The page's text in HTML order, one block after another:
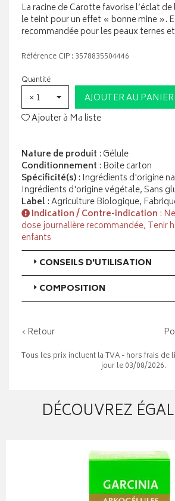
La racine de Carotte favorise l’éclat
le teint pour un effet « bonne mine ».
recommandée pour les peaux ternes
Référence CIP : 3578835504446
Quantité
× 1
AJOUTER AU PANIER
Ajouter à Ma liste
Nature de produit : Gélule
Conditionnement : Boite carton
Spécificité(s): Ingrédients d'origine
Ingrédients d'origine végétale, Sans
Label: Agriculture Biologique,
Indication / Contre-indication :
dose journalière recommandée, Tenir
enfants
CONSEILS D'UTILISATION
COMPOSITION
‹ Retour
Tous les prix incluent la TVA - hors frais de
jour le 03/08/2026.
DÉCOUVREZ